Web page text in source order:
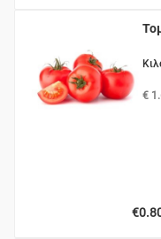
€